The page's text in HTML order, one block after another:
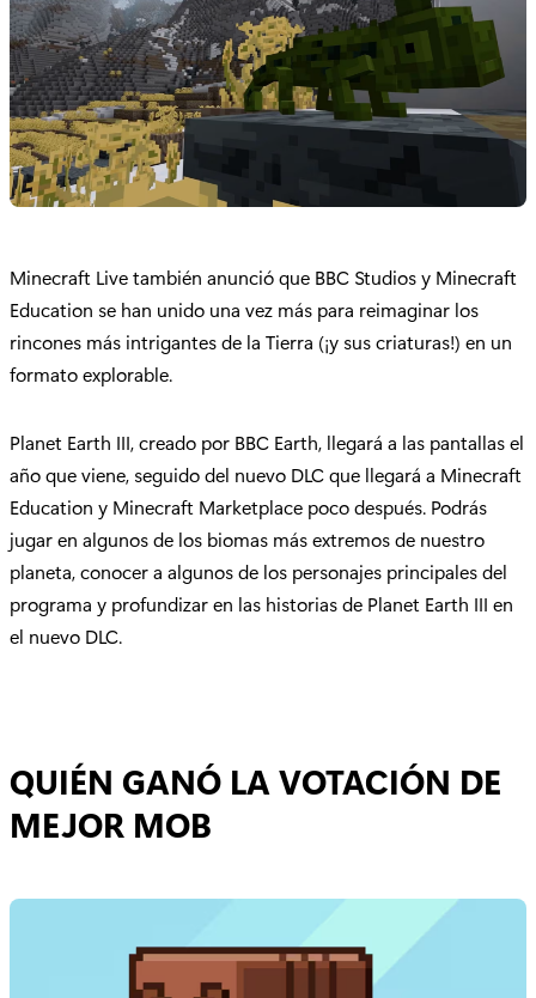
Minecraft Live también anunció que BBC Studios y Minecraft
Education se han unido una vez más para reimaginar los
rincones más intrigantes de la Tierra (¡y sus criaturas!) en un
formato explorable.
Planet Earth III, creado por BBC Earth, llegará a las pantallas el
año que viene, seguido del nuevo DLC que llegará a Minecraft
Education y Minecraft Marketplace poco después. Podrás
jugar en algunos de los biomas más extremos de nuestro
planeta, conocer a algunos de los personajes principales del
programa y profundizar en las historias de Planet Earth III en
el nuevo DLC.
QUIÉN GANÓ LA VOTACIÓN DE
MEJOR MOB